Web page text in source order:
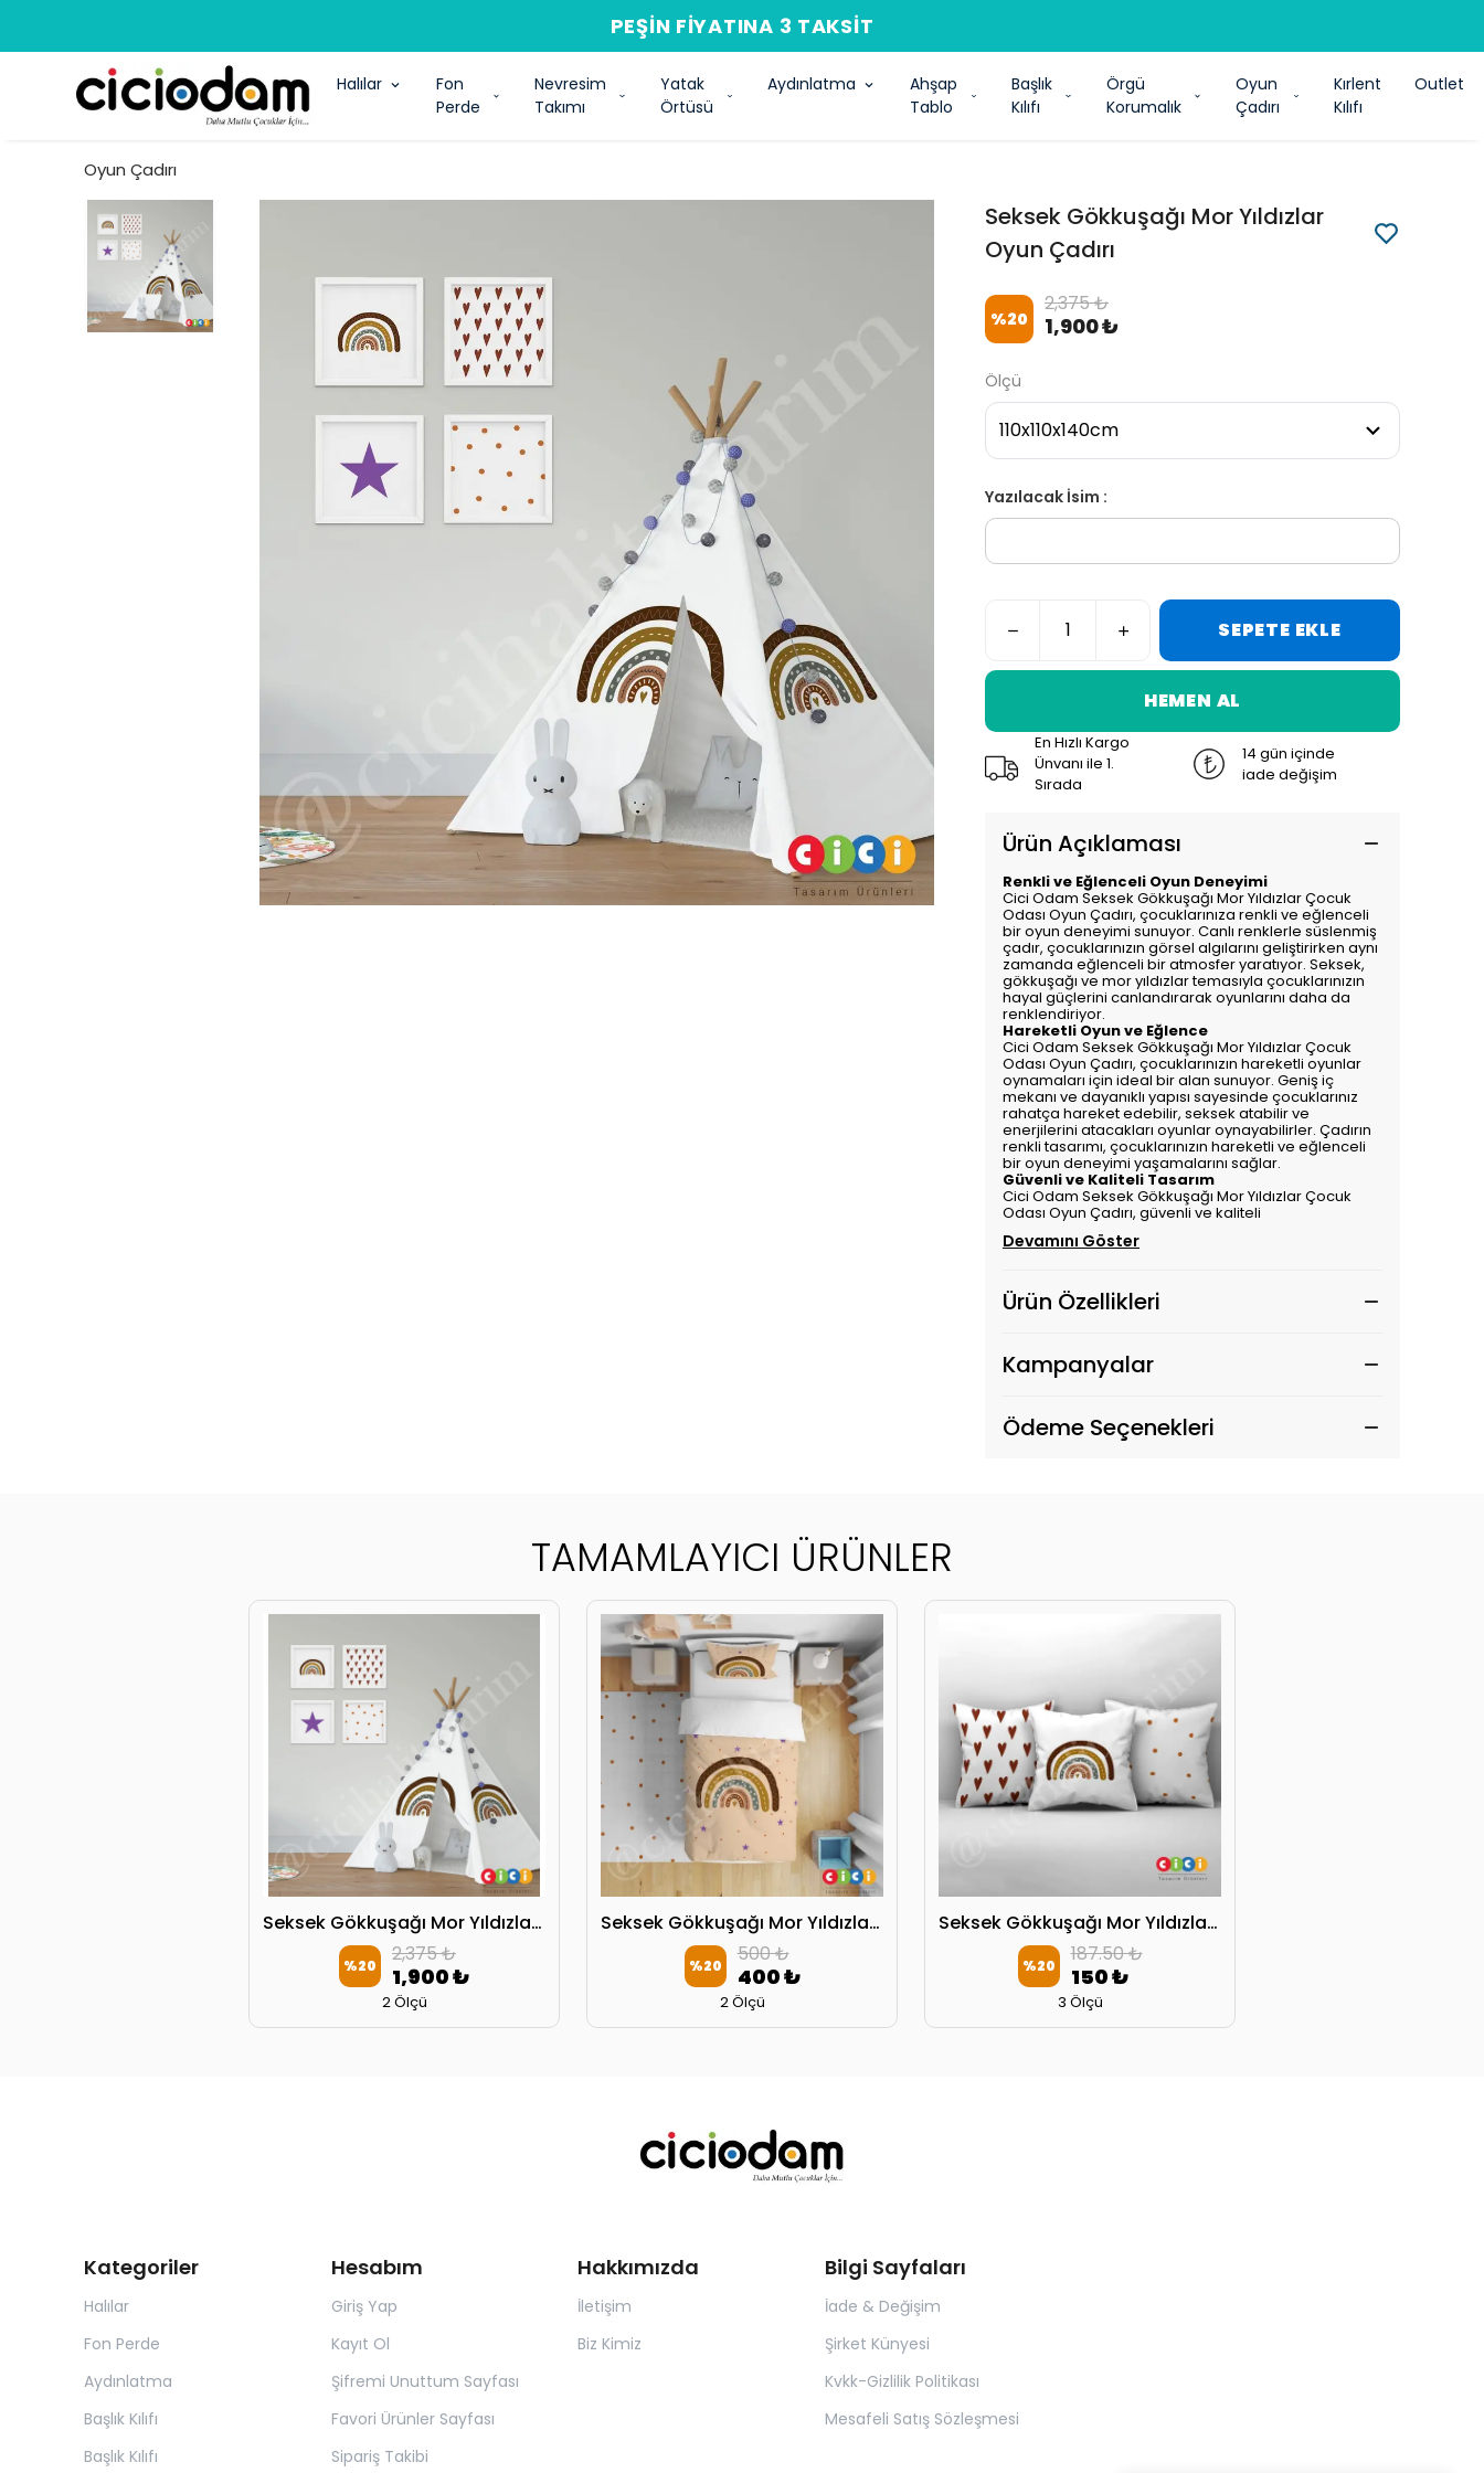
PEŞIN FIYATINA 3 TAKSIT
Halılar
Fon
Perde
Nevresim
Takımı
Yatak
Örtüsü
Aydınlatma
Ahşap
Tablo
Başlık
Kılıfı
Örgü
Korumalık
Oyun
Çadırı
Kırlent
Kılıfı
Outlet
Oyun Çadırı
Seksek Gökkuşağı Mor Yıldızlar
Oyun Çadırı
%20
2,375 ₺
1,900 ₺
Ölçü
Yazılacak İsim :
SEPETE EKLE
HEMEN AL
En Hızlı Kargo
Ünvanı ile 1.
Sırada
14 gün içinde
iade değişim
Ürün Açıklaması
Renkli ve Eğlenceli Oyun Deneyimi
Cici Odam Seksek Gökkuşağı Mor Yıldızlar Çocuk
Odası Oyun Çadırı, çocuklarınıza renkli ve eğlenceli
bir oyun deneyimi sunuyor. Canlı renklerle süslenmiş
çadır, çocuklarınızın görsel algılarını geliştirirken aynı
zamanda eğlenceli bir atmosfer yaratıyor. Seksek,
gökkuşağı ve mor yıldızlar temasıyla çocuklarınızın
hayal güçlerini canlandırarak oyunlarını daha da
renklendiriyor.
Hareketli Oyun ve Eğlence
Cici Odam Seksek Gökkuşağı Mor Yıldızlar Çocuk
Odası Oyun Çadırı, çocuklarınızın hareketli oyunlar
oynamaları için ideal bir alan sunuyor. Geniş iç
mekanı ve dayanıklı yapısı sayesinde çocuklarınız
rahatça hareket edebilir, seksek atabilir ve
enerjilerini atacakları oyunlar oynayabilirler. Çadırın
renkli tasarımı, çocuklarınızın hareketli ve eğlenceli
bir oyun deneyimi yaşamalarını sağlar.
Güvenli ve Kaliteli Tasarım
Cici Odam Seksek Gökkuşağı Mor Yıldızlar Çocuk
Odası Oyun Çadırı, güvenli ve kaliteli
Devamını Göster
Ürün Özellikleri
Kampanyalar
Ödeme Seçenekleri
TAMAMLAYICI ÜRÜNLER
Seksek Gökkuşağı Mor Yıldızlar Oyun Çadırı
%20 2,375 ₺
1,900 ₺
2 Ölçü
Seksek Gökkuşağı Mor Yıldızlar Yatak Örtüsü
%20 500 ₺
400 ₺
2 Ölçü
Seksek Gökkuşağı Mor Yıldızlar Kırlent Kılıfı
%20 187.50 ₺
150 ₺
3 Ölçü
Kategoriler
Halılar
Fon Perde
Aydınlatma
Başlık Kılıfı
Başlık Kılıfı
Hesabım
Giriş Yap
Kayıt Ol
Şifremi Unuttum Sayfası
Favori Ürünler Sayfası
Sipariş Takibi
Hakkımızda
İletişim
Biz Kimiz
Bilgi Sayfaları
İade & Değişim
Şirket Künyesi
Kvkk-Gizlilik Politikası
Mesafeli Satış Sözleşmesi